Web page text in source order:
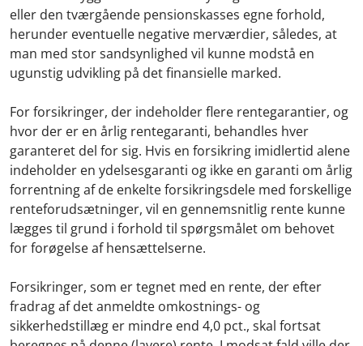
eller den tværgående pensionskasses egne forhold,
herunder eventuelle negative merværdier, således, at
man med stor sandsynlighed vil kunne modstå en
ugunstig udvikling på det finansielle marked.
For forsikringer, der indeholder flere rentegarantier, og
hvor der er en årlig rentegaranti, behandles hver
garanteret del for sig. Hvis en forsikring imidlertid alene
indeholder en ydelsesgaranti og ikke en garanti om årlig
forrentning af de enkelte forsikringsdele med forskellige
renteforudsætninger, vil en gennemsnitlig rente kunne
lægges til grund i forhold til spørgsmålet om behovet
for forøgelse af hensættelserne.
Forsikringer, som er tegnet med en rente, der efter
fradrag af det anmeldte omkostnings- og
sikkerhedstillæg er mindre end 4,0 pct., skal fortsat